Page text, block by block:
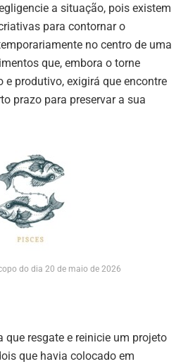
a situação, pois existem
para contornar o
no centro de uma
que, embora o torne
produtivo, exigirá que encontre
prazo para preservar a sua
do dia 20 de maio de 2026
que resgate e reinicie um projeto
que havia colocado em